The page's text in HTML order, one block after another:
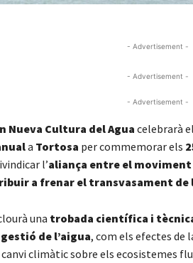
- Advertisement -
- Advertisement -
- Advertisement -
Nueva Cultura del Agua celebrarà
a Tortosa per commemorar els
l’aliança entre el
a frenar el transvasament de
una trobada científica i
de l’aigua, com els efectes de
climàtic sobre els ecosistemes